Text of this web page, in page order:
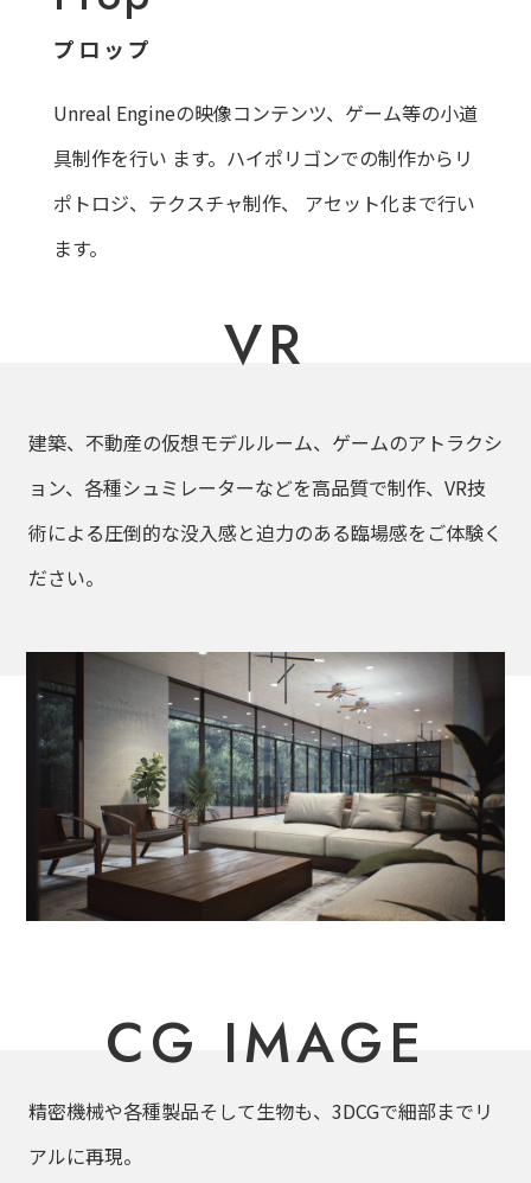
プロップ
Unreal Engineの映像コンテンツ、ゲーム等の小道
具制作を行い ます。ハイポリゴンでの制作からリ
ポトロジ、テクスチャ制作、
アセット化まで行い
ます。
建築、不動産の仮想モデルルーム、ゲームのアトラクシ
ョン、各種シュミレーターなどを高品質で制作、VR技
術による圧倒的な没入感と迫力のある臨場感をご体験く
ださい。
VR
CG IMAGE
精密機械や各種製品そして生物も、3DCGで細部までリ
アルに再現。